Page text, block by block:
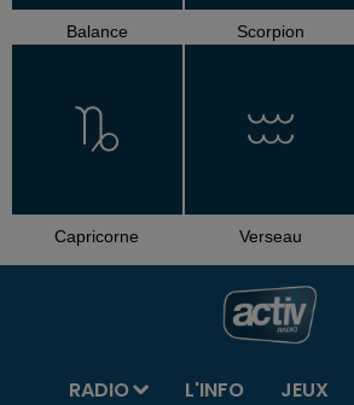
Balance Scorpion
Capricorne Verseau
RADIO L'INFO JEUX